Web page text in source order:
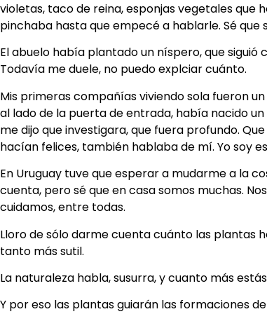
violetas, taco de reina, esponjas vegetales
pinchaba hasta que empecé a hablarle. Sé
El abuelo había plantado un níspero, que siguió
Todavía me duele, no puedo explciar cuánto.
Mis primeras compañías viviendo sola fueron
al lado de la puerta de entrada, había nacido
me dijo que investigara, que fuera profundo.
hacían felices, también hablaba de mí. Yo soy
En Uruguay tuve que esperar a mudarme a la
cuenta, pero sé que en casa somos muchas.
cuidamos, entre todas.
Lloro de sólo darme cuenta cuánto las plantas
tanto más sutil.
La naturaleza habla, susurra, y cuanto más
Y por eso las plantas guiarán las formaciones